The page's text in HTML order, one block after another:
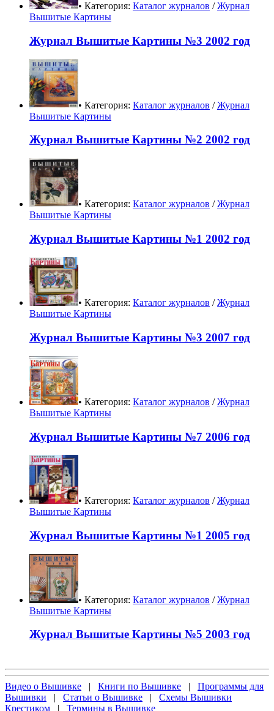
• Категория: Каталог журналов /Журнал
Вышитые Картины
Журнал Вышитые Картины №3 2002 год
• Категория: Каталог журналов /Журнал
Вышитые Картины
Журнал Вышитые Картины №2 2002 год
• Категория: Каталог журналов /Журнал
Вышитые Картины
Журнал Вышитые Картины №1 2002 год
• Категория: Каталог журналов /Журнал
Вышитые Картины
Журнал Вышитые Картины №3 2007 год
• Категория: Каталог журналов /Журнал
Вышитые Картины
Журнал Вышитые Картины №7 2006 год
• Категория: Каталог журналов /Журнал
Вышитые Картины
Журнал Вышитые Картины №1 2005 год
• Категория: Каталог журналов /Журнал
Вышитые Картины
Журнал Вышитые Картины №5 2003 год
Видео о Вышивке | Книги по Вышивке | Программы для
Вышивки | Статьи о Вышивке | Схемы Вышивки
Крестиком | Термины в Вышивке